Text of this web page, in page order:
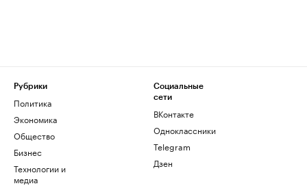
Рубрики
Политика
Экономика
Общество
Бизнес
Технологии и
медиа
Социальные
сети
ВКонтакте
Одноклассники
Telegram
Дзен